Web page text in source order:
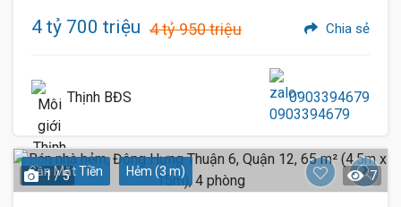
4 tỷ 700 triệu 4 tỷ 950 triệu Chia sẻ
Thịnh BĐS 0903394679
Gần Mặt Tiền Hẻm (3 m)
1 / 5 7